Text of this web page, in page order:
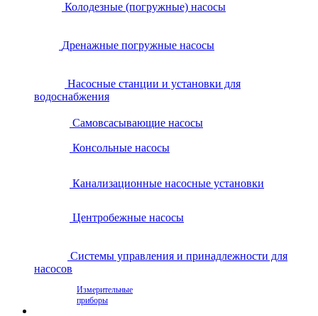
Колодезные (погружные) насосы
Дренажные погружные насосы
Насосные станции и установки для
водоснабжения
Самовсасывающие насосы
Консольные насосы
Канализационные насосные установки
Центробежные насосы
Системы управления и принадлежности для
насосов
Измерительные
приборы